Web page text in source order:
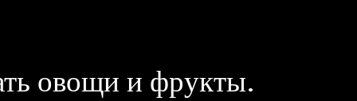
овощи и фрукты.